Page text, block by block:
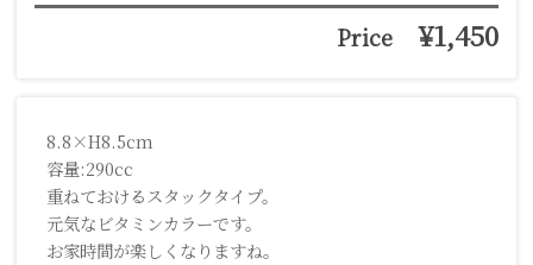
Price ¥1,450
8.8×H8.5cm
容量:290cc
重ねておけるスタックタイプ。
元気なビタミンカラーです。
お家時間が楽しくなりますね。